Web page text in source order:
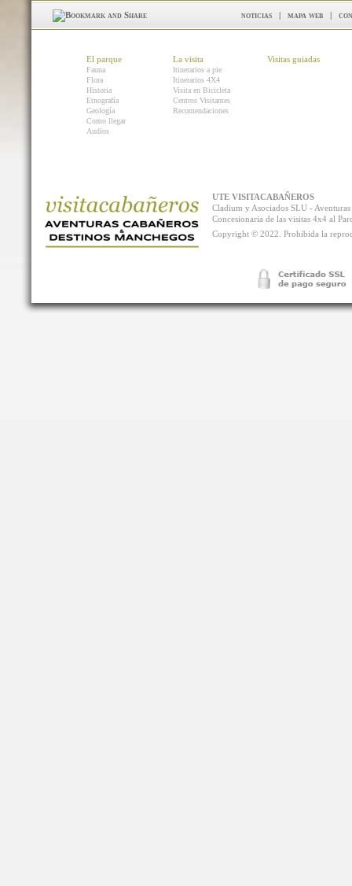
noticias | mapa web |
El parque
Fauna
Flora
Historia
Etnografía
Geología
Como llegar
Audios
La visita
Itinerarios a pie
Itinerarios 4X4
Visita en Bicicleta
Centros Visitantes
Recomendaciones
Visitas guiadas
UTE VISITACABAÑEROS
Cladium y Asociados SLU -
Concesionaria de las visitas 4x4 al
Copyright © 2022. Prohibida la